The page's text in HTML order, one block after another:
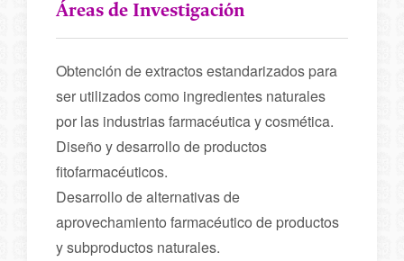
Áreas de Investigación
Obtención de extractos estandarizados para
ser utilizados como ingredientes naturales
por las industrias farmacéutica y cosmética.
Diseño y desarrollo de productos
fitofarmacéuticos.
Desarrollo de alternativas de
aprovechamiento farmacéutico de productos
y subproductos naturales.